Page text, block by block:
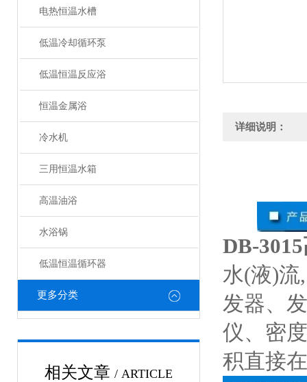
电热恒温水槽
低温冷却循环泵
低温恒温反应浴
恒温金属浴
冷水机
三用恒温水箱
高温油浴
水浴锅
低温恒温循环器
更多分类
相关文章 / ARTICLE
详细说明：
DB-
水(液)
发器、
仪、密
积直接